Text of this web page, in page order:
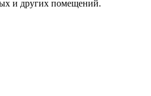
и других помещений.